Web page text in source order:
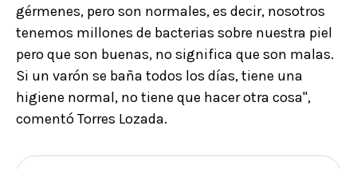
gérmenes, pero son normales, es decir, nosotros
tenemos millones de bacterias sobre nuestra piel
pero que son buenas, no significa que son malas.
Si un varón se baña todos los días, tiene una
higiene normal, no tiene que hacer otra cosa",
comentó Torres Lozada.